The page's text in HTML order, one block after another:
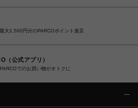
大1,500円分のPARCOポイント進呈
（公式アプリ）
でのお買い物がオトクに